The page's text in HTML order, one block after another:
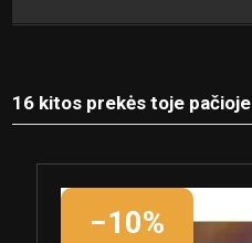
16 kitos prekės toje
−10%